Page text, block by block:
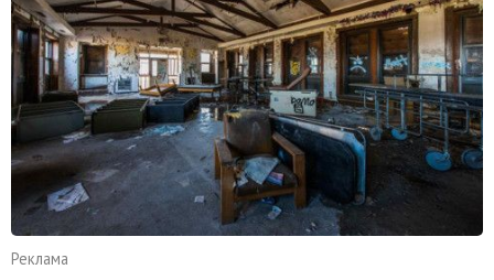
Реклама